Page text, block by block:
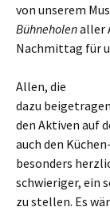
von unserem
Bühneholenaller
Nachmittag für
Allen, die
dazu
den Aktiven auf
auch den
besonders
schwieriger, ein
zu stellen. Es